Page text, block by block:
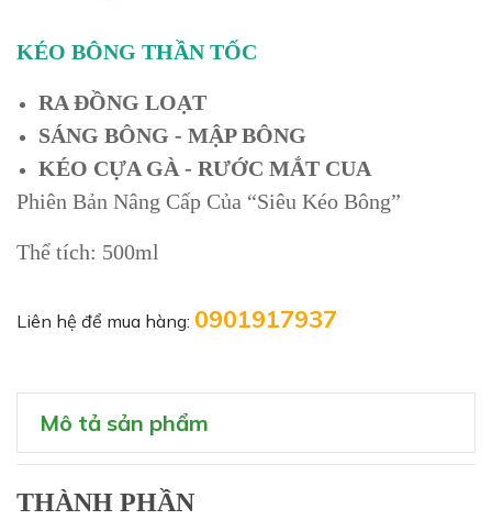
KÉO BÔNG THẦN TỐC
RA ĐỒNG LOẠT
SÁNG BÔNG - MẬP BÔNG
KÉO CỰA GÀ - RƯỚC MẮT CUA
Phiên Bản Nâng Cấp Của “Siêu Kéo Bông”
Thể tích: 500ml
Liên hệ để mua hàng: 0901917937
Mô tả sản phẩm
THÀNH PHẦN